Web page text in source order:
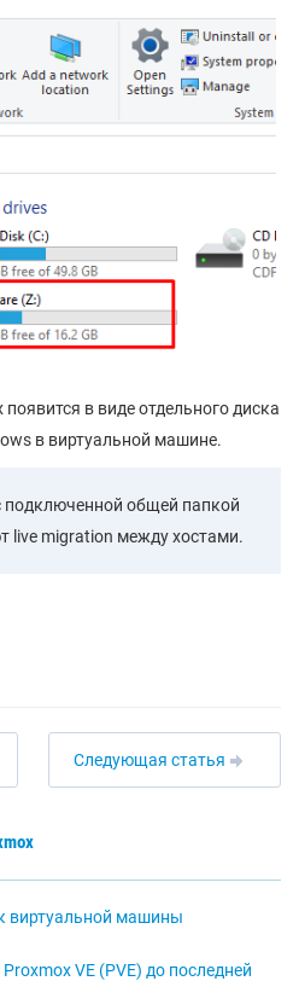
в виде отдельного диска
в виртуальной машине.
общей папкой
live migration между хостами.
Следующая статья
виртуальной машины
VE (PVE) до последней